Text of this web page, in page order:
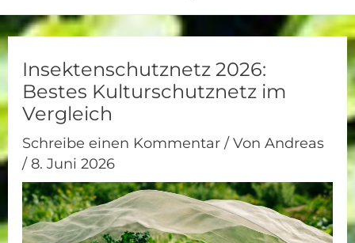
Insektenschutznetz 2026:
Bestes Kulturschutznetz im
Vergleich
Schreibe einen Kommentar / VonAndreas
/ 8. Juni 2026